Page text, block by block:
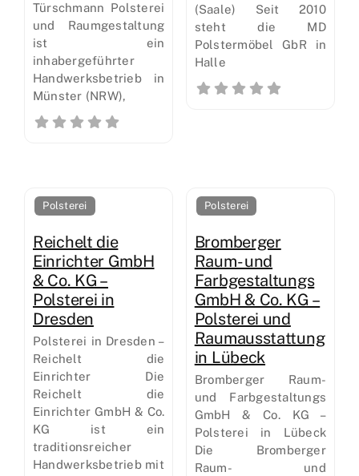
Türschmann Polsterei
und Raumgestaltung
ist ein
inhabergeführter
Handwerksbetrieb in
Münster (NRW),
(Saale) Seit 2010
steht die MD
Polstermöbel GbR in
Halle
Polsterei
Reichelt die
Einrichter GmbH
& Co. KG –
Polsterei in
Dresden
Polsterei in Dresden –
Reichelt die
Einrichter Die
Reichelt die
Einrichter GmbH & Co.
KG ist ein
traditionsreicher
Handwerksbetrieb mit
Polsterei
Bromberger
Raum- und
Farbgestaltungs
GmbH & Co. KG –
Polsterei und
Raumausstattung
in Lübeck
Bromberger Raum-
und Farbgestaltungs
GmbH & Co. KG –
Polsterei in Lübeck
Die Bromberger
Raum- und